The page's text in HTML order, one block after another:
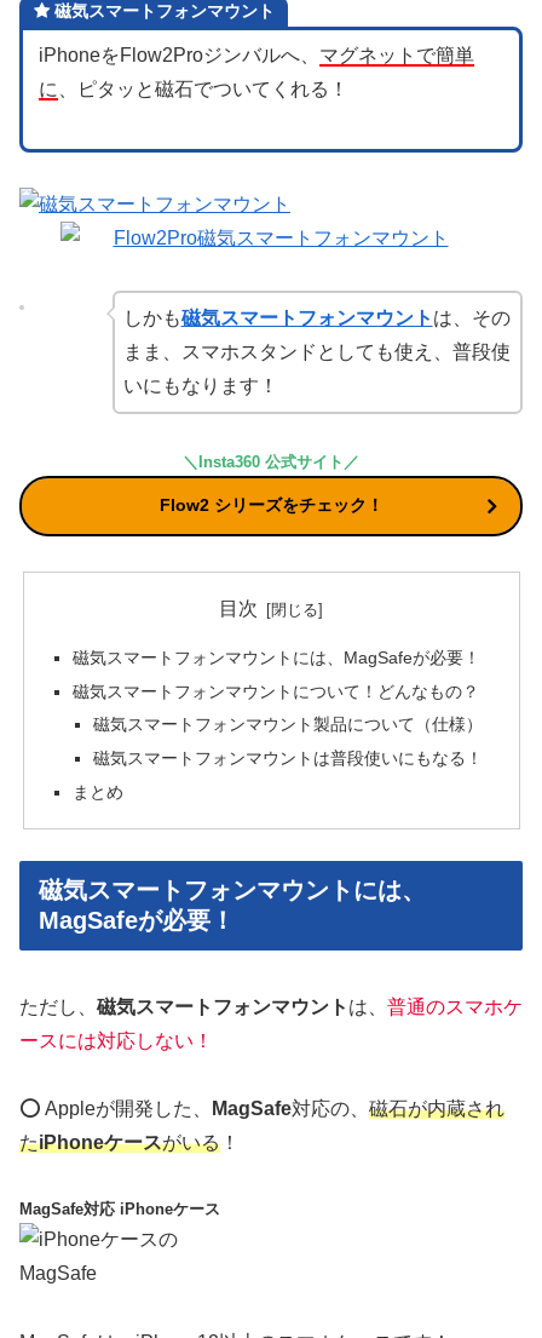
磁気スマートフォンマウント
iPhoneをFlow2Proジンバルへ、 マグネットで簡単
に
、ピタッと磁石でついてくれる！
しかも磁気スマートフォンマウント は、その
まま、スマホスタンドとしても使え、普段使
いにもなります！
＼Insta360 公式サイト／
Flow2 シリーズをチェック！
目次
磁気スマートフォンマウントには、MagSafeが必要！
磁気スマートフォンマウントについて！どんなもの？
磁気スマートフォンマウント製品について（仕様）
磁気スマートフォンマウントは普段使いにもなる！
まとめ
磁気スマートフォンマウントには、
MagSafeが必要！
ただし、 磁気スマートフォンマウント は、 普通のスマホケ
ースには対応しない！
⭕️ Appleが開発した、 MagSafe対応の、 磁石が内蔵され
たiPhoneケースがいる ！
MagSafe対応 iPhoneケース